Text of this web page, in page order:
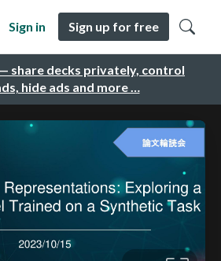
— share decks privately, control
hide ads and more …
Sign in Sign up for free